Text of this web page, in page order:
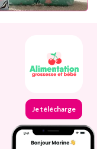
Je télécharge